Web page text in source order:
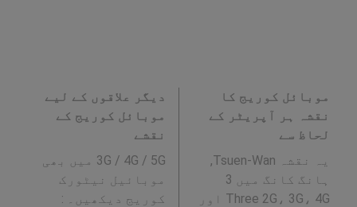
موبائل کوریج کا
نقشہ ہر آپریٹر کے
لحاظ سے
یہ نقشہ Tsuen-Wan,
ہانگ کانگ میں 3
Three 2G، 3G، 4G اور
دیگر علاقوں کے لیے
موبائل کوریج کے
نقشے
3G / 4G / 5G میں بھی
موبائیل نیٹورک
کوریج دیکھیں۔ :